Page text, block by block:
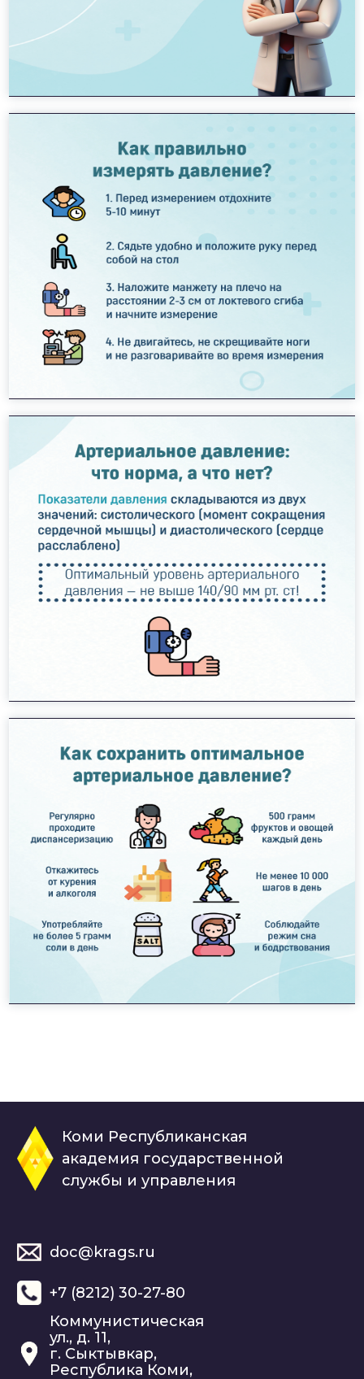
Коми Республиканская
академия государственной
службы и управления
doc@krags.ru
+7 (8212) 30-27-80
Коммунистическая
ул., д. 11,
г. Сыктывкар,
Республика Коми,